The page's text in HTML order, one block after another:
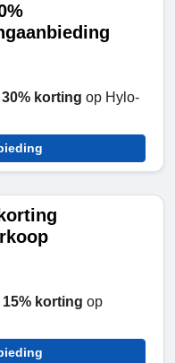
30% korting op Hylo-
15% korting op